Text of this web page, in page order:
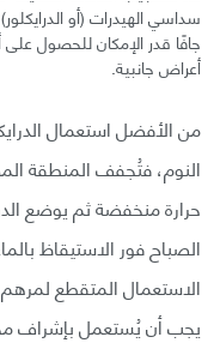
سداسي الهيدرات (أو
جافًا قدر الإمكان للحصول على
أعراض جانبية.
من الأفضل استعمال
النوم، فتُجفف المنطقة
حرارة منخفضة ثم يوضع
الصباح فور الاستيقاظ
الاستعمال المتقطع
يجب أن يُستعمل